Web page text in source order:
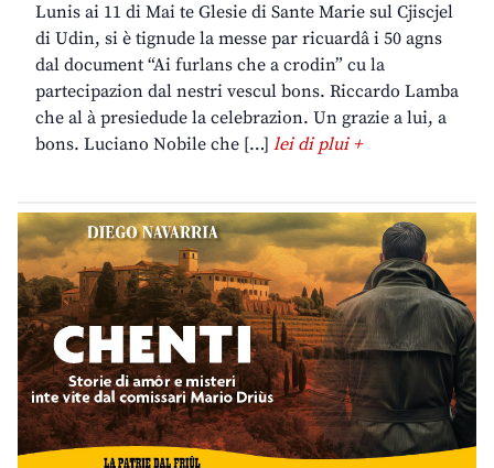
Lunis ai 11 di Mai te Glesie di Sante Marie sul Cjiscjel
di Udin, si è tignude la messe par ricuardâ i 50 agns
dal document “Ai furlans che a crodin” cu la
partecipazion dal nestri vescul bons. Riccardo Lamba
che al à presiedude la celebrazion. Un grazie a lui, a
bons. Luciano Nobile che […] lei di plui +